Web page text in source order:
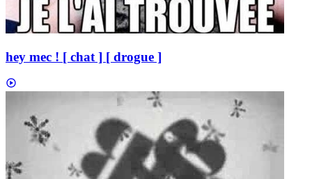
hey mec ! [ chat ] [ drogue ]